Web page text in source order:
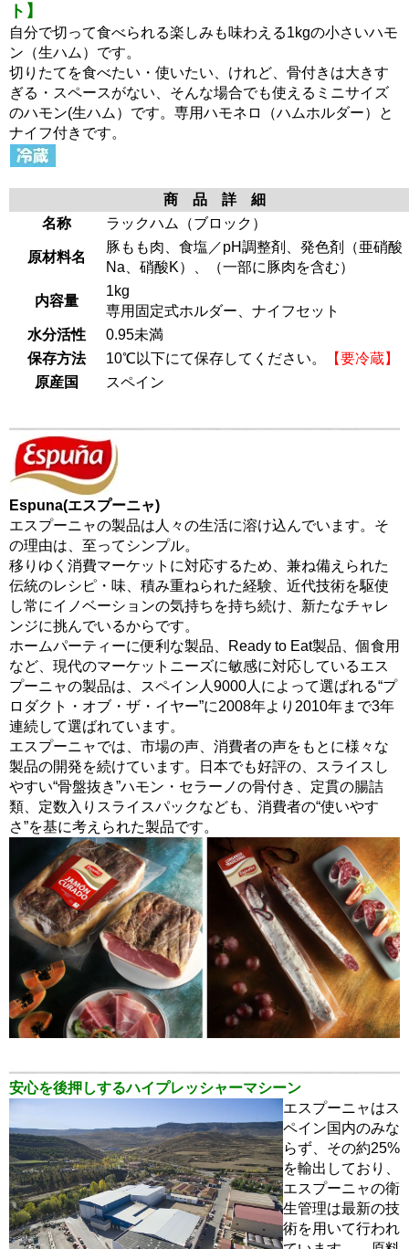
ト】
自分で切って食べられる楽しみも味わえる1kgの小さいハモ
ン（生ハム）です。
切りたてを食べたい・使いたい、けれど、骨付きは大きす
ぎる・スペースがない、そんな場合でも使えるミニサイズ
のハモン(生ハム）です。専用ハモネロ（ハムホルダー）と
ナイフ付きです。
商 品 詳 細
名称
ラックハム（ブロック）
原材料名
豚もも肉、食塩／pH調整剤、発色剤（亜硝酸
Na、硝酸K）、（一部に豚肉を含む）
内容量
1kg
専用固定式ホルダー、ナイフセット
水分活性
0.95未満
保存方法
10℃以下にて保存してください。
【要冷蔵】
原産国
スペイン
Espuna(エスプーニャ)
エスプーニャの製品は人々の生活に溶け込んでいます。そ
の理由は、至ってシンプル。
移りゆく消費マーケットに対応するため、兼ね備えられた
伝統のレシピ・味、積み重ねられた経験、近代技術を駆使
し常にイノベーションの気持ちを持ち続け、新たなチャレ
ンジに挑んでいるからです。
ホームパーティーに便利な製品、Ready to Eat製品、個食用
など、現代のマーケットニーズに敏感に対応しているエス
プーニャの製品は、スペイン人9000人によって選ばれる“プ
ロダクト・オブ・ザ・イヤー”に2008年より2010年まで3年
連続して選ばれています。
エスプーニャでは、市場の声、消費者の声をもとに様々な
製品の開発を続けています。日本でも好評の、スライスし
やすい“骨盤抜き”ハモン・セラーノの骨付き、定貫の腸詰
類、定数入りスライスパックなども、消費者の“使いやす
さ”を基に考えられた製品です。
安心を後押しするハイプレッシャーマシーン
エスプーニャはス
ペイン国内のみな
らず、その約25%
を輸出しており、
エスプーニャの衛
生管理は最新の技
術を用いて行われ